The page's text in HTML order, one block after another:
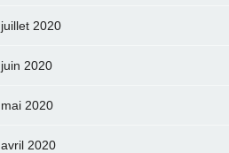
juillet 2020
juin 2020
mai 2020
avril 2020